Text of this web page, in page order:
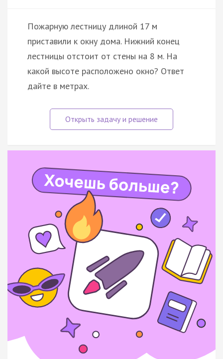
Пожарную лестницу длиной 17 м
приставили к окну дома. Нижний конец
лестницы отстоит от стены на 8 м. На
какой высоте расположено окно? Ответ
дайте в метрах.